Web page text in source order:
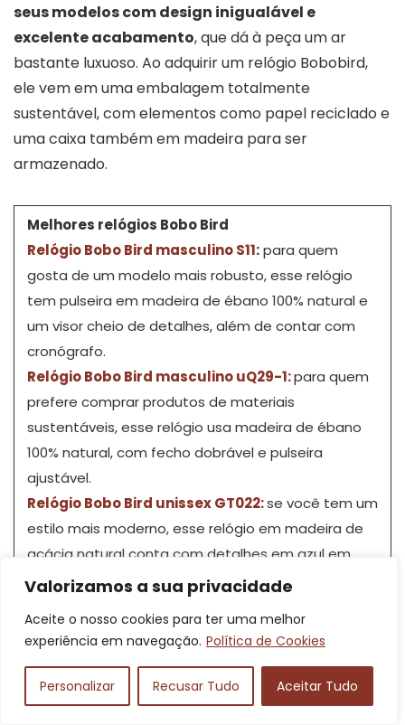
Valorizamos a sua privacidade
Aceite o nosso cookies para ter uma melhor
experiência em navegação. Política de Cookies
Personalizar Recusar Tudo Aceitar Tudo
seus modelos com design inigualável e
excelente acabamento, que dá à peça um ar
bastante luxuoso. Ao adquirir um relógio Bobobird,
ele vem em uma embalagem totalmente
sustentável, com elementos como papel reciclado e
uma caixa também em madeira para ser
armazenado.
Melhores relógios Bobo Bird
Relógio Bobo Bird masculino S11:para quem
gosta de um modelo mais robusto, esse relógio
tem pulseira em madeira de ébano 100% natural e
um visor cheio de detalhes, além de contar com
cronógrafo.
Relógio Bobo Bird masculino uQ29-1:para quem
prefere comprar produtos de materiais
sustentáveis, esse relógio usa madeira de ébano
100% natural, com fecho dobrável e pulseira
ajustável.
Relógio Bobo Bird unissex GT022:se você tem um
estilo mais moderno, esse relógio em madeira de
acácia natural conta com detalhes em azul em
sua pulseira e visor, que é branco com ponteiros
Fundação 2010
Reclame Aqui (sem